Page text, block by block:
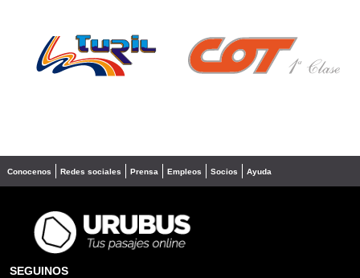
❮ ❯
Conocenos Redes sociales Prensa Empleos Socios Ayuda
SEGUINOS